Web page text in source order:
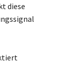
diese